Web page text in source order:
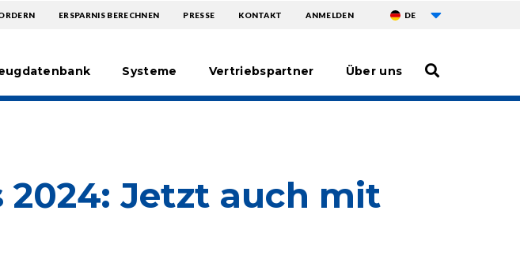
ERSPARNIS BERECHNEN TOPMENU
PRESSE KONTAKT ANMELDEN DE
Systeme Vertriebspartner Über uns
2024: Jetzt auch mit